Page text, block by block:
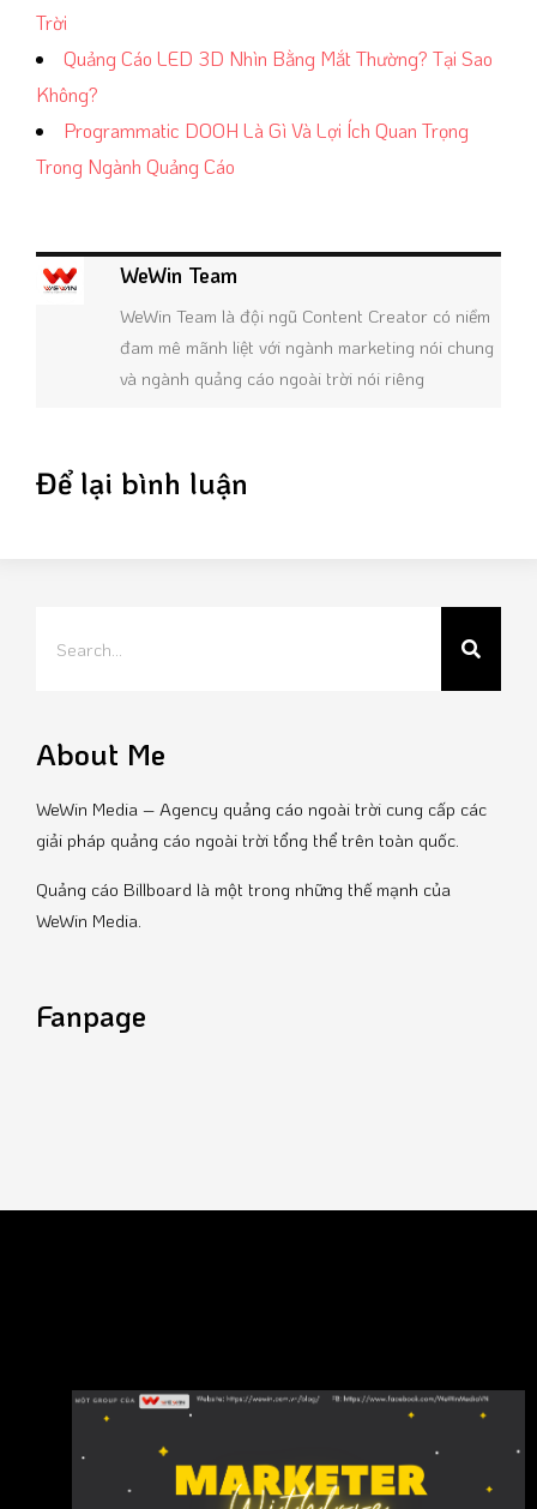
Trời
Quảng Cáo LED 3D Nhìn Bằng Mắt Thường? Tại Sao
Không?
Programmatic DOOH Là Gì Và Lợi Ích Quan Trọng
Trong Ngành Quảng Cáo
WeWin Team
WeWin Team là đội ngũ Content Creator có niềm
đam mê mãnh liệt với ngành marketing nói chung
và ngành quảng cáo ngoài trời nói riêng
Để lại bình luận
About Me
WeWin Media – Agency quảng cáo ngoài trời cung cấp các
giải pháp quảng cáo ngoài trời tổng thể trên toàn quốc.
Quảng cáo Billboard là một trong những thế mạnh của
WeWin Media.
Fanpage